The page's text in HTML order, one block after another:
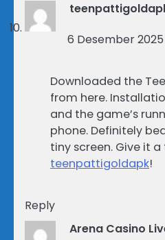
6 Desember
Downloaded the
from here.
and the game’s
phone. Definitely
tiny screen. Give it a
teenpattigoldapk!
Reply
Arena Casino